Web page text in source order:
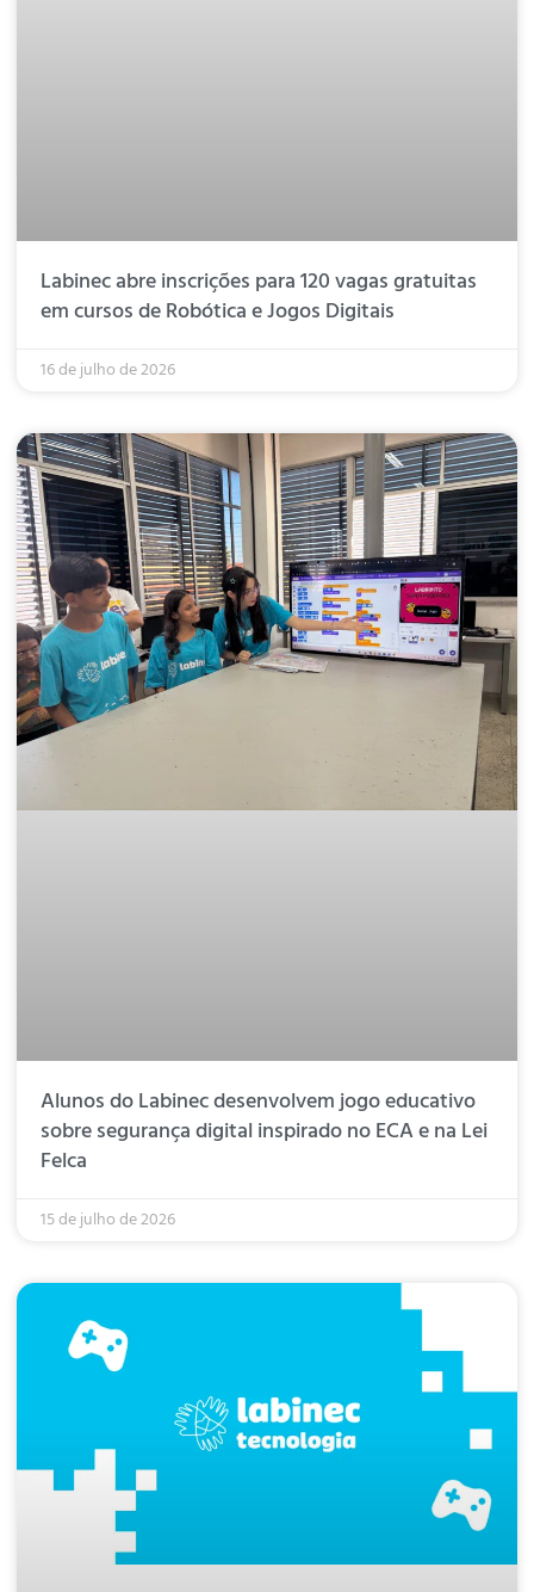
Labinec abre inscrições para 120 vagas gratuitas
em cursos de Robótica e Jogos Digitais
16 de julho de 2026
Alunos do Labinec desenvolvem jogo educativo
sobre segurança digital inspirado no ECA e na Lei
Felca
15 de julho de 2026